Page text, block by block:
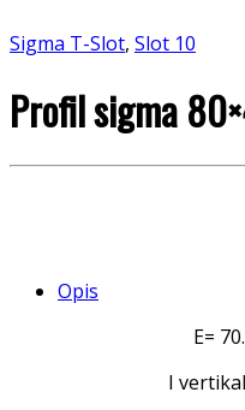
Sigma T-Slot, Slot 10
Profil sigma
Opis
E=
I